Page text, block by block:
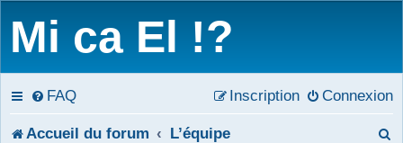
Mi ca El !?
FAQ Connexion
Inscription
Accueil du forum L’équipe